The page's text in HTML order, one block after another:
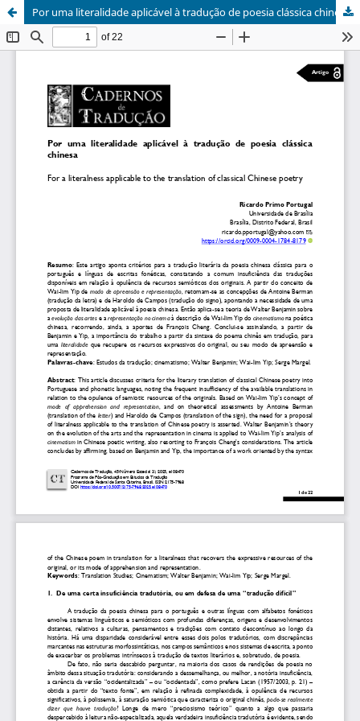
Por uma literalidade aplicável à tradução de poesia clássica chinesa